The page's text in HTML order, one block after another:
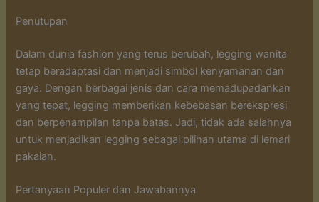
Penutupan
Dalam dunia fashion yang terus berubah, legging wanita
tetap beradaptasi dan menjadi simbol kenyamanan dan
gaya. Dengan berbagai jenis dan cara memadupadankan
yang tepat, legging memberikan kebebasan berekspresi
dan berpenampilan tanpa batas. Jadi, tidak ada salahnya
untuk menjadikan legging sebagai pilihan utama di lemari
pakaian.
Pertanyaan Populer dan Jawabannya